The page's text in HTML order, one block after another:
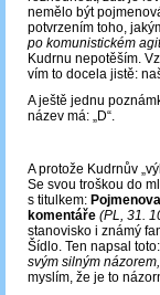
nemělo být
potvrzením toho,
po komunistickém
Kudrnu nepotěším.
vím to docela jistě:
A ještě jednu
název má: „D“.
A protože Kudrnův
Se svou troškou do
s titulkem:
komentáře (PL, 31.
stanovisko i známý
Šídlo. Ten napsal toto:
svým silným
myslím, že je to